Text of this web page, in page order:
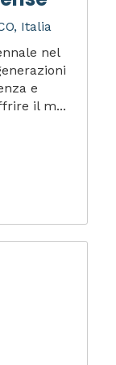
Italia
nel
e
il m...